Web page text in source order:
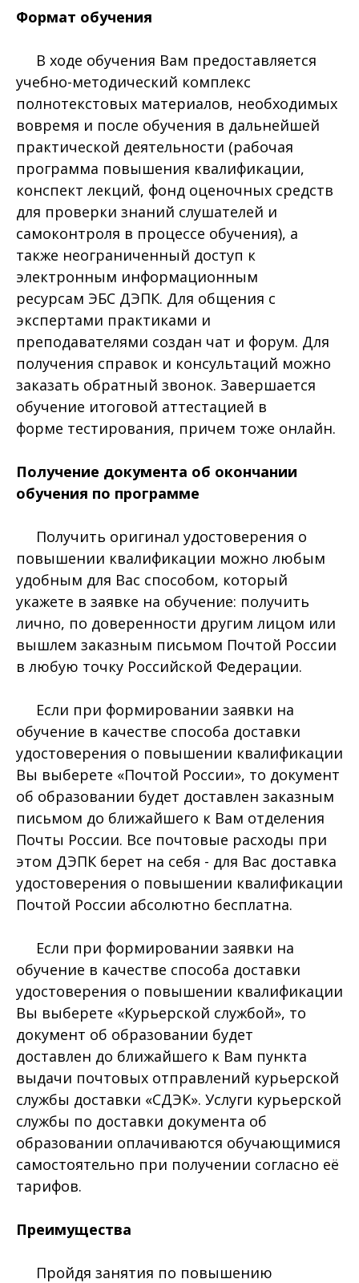
Формат обучения
В ходе обучения Вам предоставляется
учебно-методический комплекс
полнотекстовых материалов, необходимых
вовремя и после обучения в дальнейшей
практической деятельности (рабочая
программа повышения квалификации,
конспект лекций, фонд оценочных средств
для проверки знаний слушателей и
самоконтроля в процессе обучения), а
также неограниченный доступ к
электронным информационным
ресурсам ЭБС ДЭПК. Для общения с
экспертами практиками и
преподавателями создан чат и форум. Для
получения справок и консультаций можно
заказать обратный звонок. Завершается
обучение итоговой аттестацией в
форме тестирования, причем тоже онлайн.
Получение документа об окончании
обучения по программе
Получить оригинал удостоверения о
повышении квалификации можно любым
удобным для Вас способом, который
укажете в заявке на обучение: получить
лично, по доверенности другим лицом или
вышлем заказным письмом Почтой России
в любую точку Российской Федерации.
Если при формировании заявки на
обучение в качестве способа доставки
удостоверения о повышении квалификации
Вы выберете «Почтой России», то документ
об образовании будет доставлен заказным
письмом до ближайшего к Вам отделения
Почты России. Все почтовые расходы при
этом ДЭПК берет на себя - для Вас доставка
удостоверения о повышении квалификации
Почтой России абсолютно бесплатна.
Если при формировании заявки на
обучение в качестве способа доставки
удостоверения о повышении квалификации
Вы выберете «Курьерской службой», то
документ об образовании будет
доставлен до ближайшего к Вам пункта
выдачи почтовых отправлений курьерской
службы доставки «СДЭК». Услуги курьерской
службы по доставки документа об
образовании оплачиваются обучающимися
самостоятельно при получении согласно её
тарифов.
Преимущества
Пройдя занятия по повышению